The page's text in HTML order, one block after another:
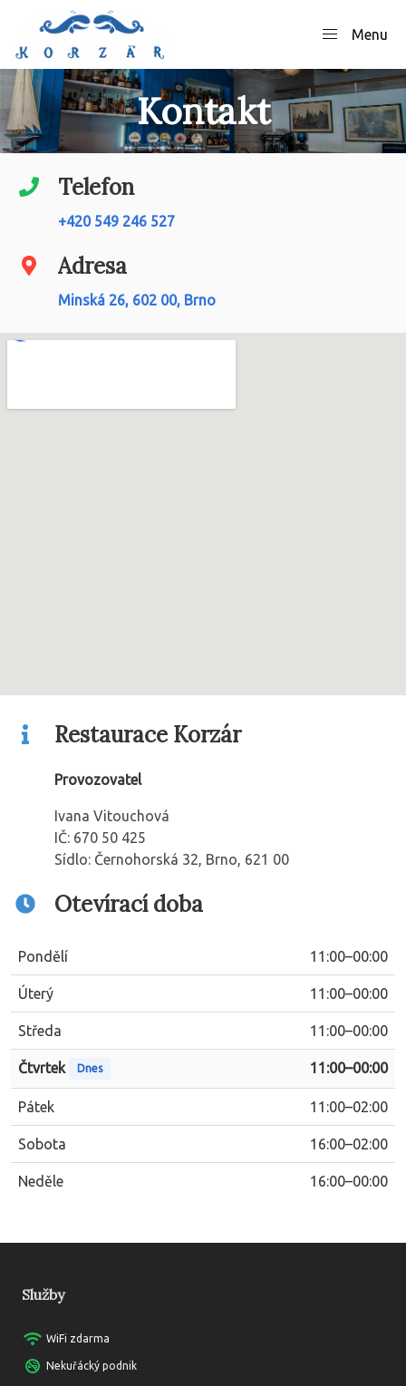
Menu
Kontakt
Telefon
+420 549 246 527
Adresa
Minská 26, 602 00, Brno
Restaurace Korzár
Provozovatel
Ivana Vitouchová
IČ: 670 50 425
Sídlo: Černohorská 32, Brno, 621 00
Otevírací doba
Pondělí 11:00–00:00
Úterý 11:00–00:00
Středa 11:00–00:00
Čtvrtek Dnes 11:00–00:00
Pátek 11:00–02:00
Sobota 16:00–02:00
Neděle 16:00–00:00
Služby
WiFi zdarma
Nekuřácký podnik